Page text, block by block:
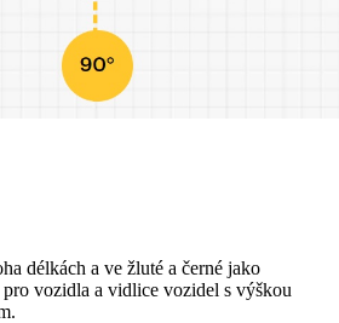
délkách a ve žluté a černé jako
vozidla a vidlice vozidel s výškou